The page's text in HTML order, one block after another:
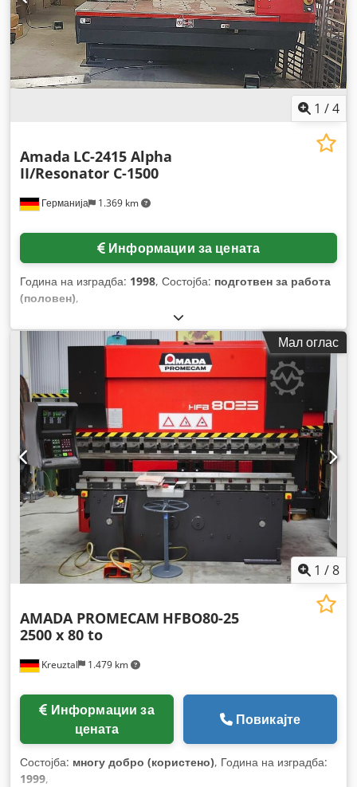
1 /4
Германија 1.369 km
Amada LC-2415 Alpha
II/Resonator C-1500
Информации за цената
Година на изградба: 1998, Состојба: подготвен за работа
(половен),
Мал оглас
1 /8
Kreuztal 1.479 km
AMADA PROMECAM HFBO80-25
2500 x 80 to
цената
Повикајте
Состојба: многу добро (користено), Година на изградба:
1999,